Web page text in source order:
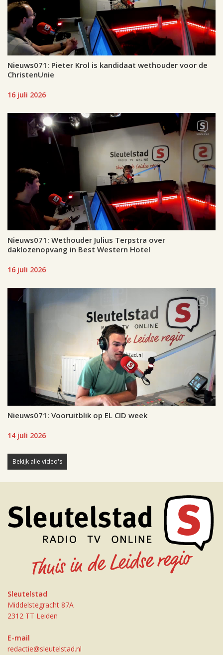
Nieuws071: Pieter Krol is kandidaat wethouder voor de
ChristenUnie
16 juli 2026
Nieuws071: Wethouder Julius Terpstra over
daklozenopvang in Best Western Hotel
16 juli 2026
Nieuws071: Vooruitblik op EL CID week
14 juli 2026
Bekijk alle video's
Sleutelstad
Middelstegracht 87A
2312 TT Leiden
E-mail
redactie@sleutelstad.nl